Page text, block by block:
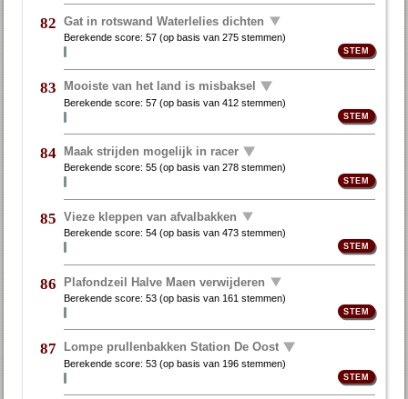
82 Gat in rotswand Waterlelies dichten
Berekende score:57 (op basis van275 stemmen)
83 Mooiste van het land is misbaksel
Berekende score:57 (op basis van412 stemmen)
84 Maak strijden mogelijk in racer
Berekende score:55 (op basis van278 stemmen)
85 Vieze kleppen van afvalbakken
Berekende score:54 (op basis van473 stemmen)
86 Plafondzeil Halve Maen verwijderen
Berekende score:53 (op basis van 161 stemmen)
87 Lompe prullenbakken Station De Oost
Berekende score:53 (op basis van 196 stemmen)